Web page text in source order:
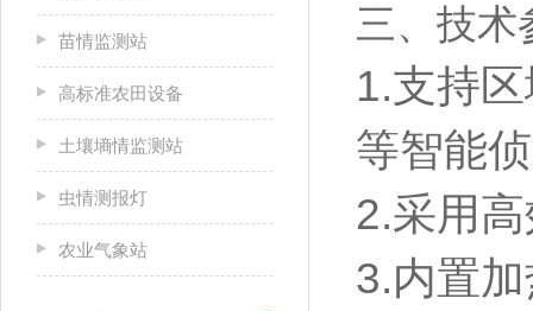
苗情监测站
高标准农田设备
土壤墒情监测站
虫情测报灯
农业气象站
三、技术
1.支持
等智能
2.采用
3.内置